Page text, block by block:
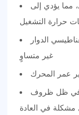
مما يؤدي إلى
حرارة التشغيل
الدوار
غير متساوٍ
عمر المحرك
في ظل ظروف
مشكلة في العادة